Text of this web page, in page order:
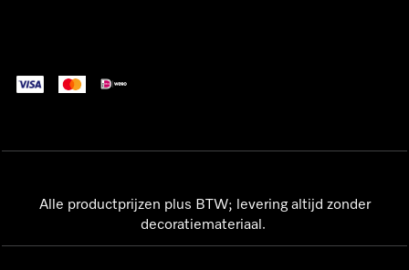
Alle productprijzen plus BTW; levering altijd zonder
decoratiemateriaal.